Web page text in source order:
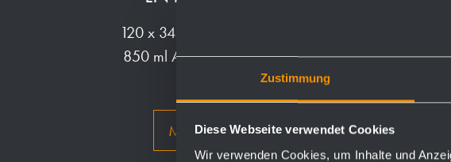
Zustimmung
Diese Webseite verwendet Cookies
Wir verwenden Cookies, um Inhalte und
120 x 344 x 138 mm
850 ml Aufstecktank
Mehr
950 ml